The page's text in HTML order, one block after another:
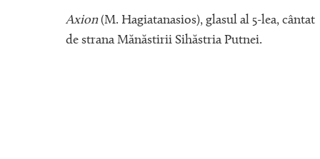
Axion(M. Hagiatanasios), glasul al 5-lea, cântat
de strana Mănăstirii Sihăstria Putnei.